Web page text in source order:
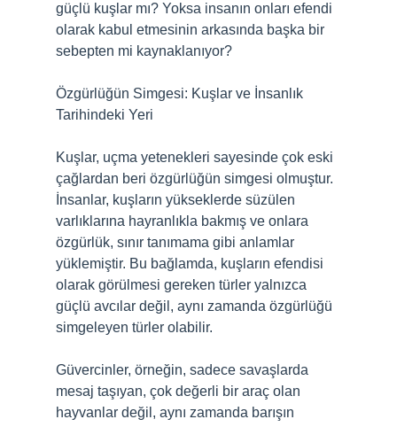
güçlü kuşlar mı? Yoksa insanın onları efendi
olarak kabul etmesinin arkasında başka bir
sebepten mi kaynaklanıyor?
Özgürlüğün Simgesi: Kuşlar ve İnsanlık
Tarihindeki Yeri
Kuşlar, uçma yetenekleri sayesinde çok eski
çağlardan beri özgürlüğün simgesi olmuştur.
İnsanlar, kuşların yükseklerde süzülen
varlıklarına hayranlıkla bakmış ve onlara
özgürlük, sınır tanımama gibi anlamlar
yüklemiştir. Bu bağlamda, kuşların efendisi
olarak görülmesi gereken türler yalnızca
güçlü avcılar değil, aynı zamanda özgürlüğü
simgeleyen türler olabilir.
Güvercinler, örneğin, sadece savaşlarda
mesaj taşıyan, çok değerli bir araç olan
hayvanlar değil, aynı zamanda barışın